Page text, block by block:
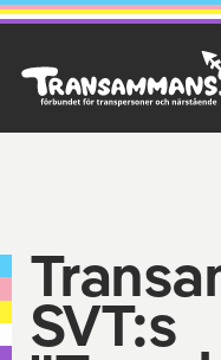
SVT:s